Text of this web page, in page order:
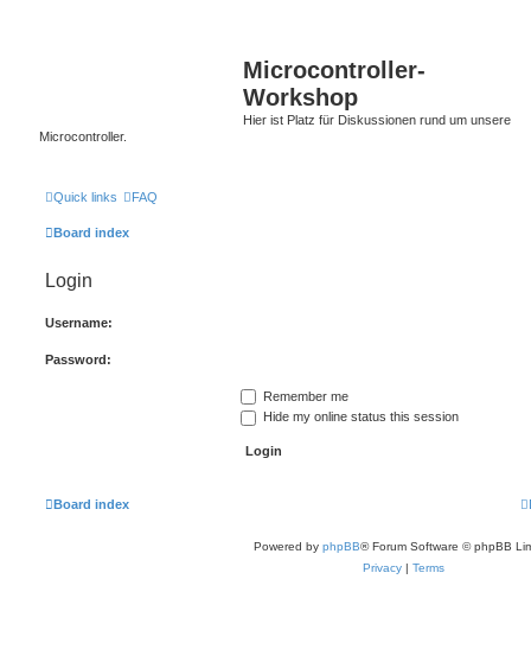
Microcontroller-
Workshop
Hier ist Platz für Diskussionen rund um unsere
Microcontroller.
Quick links FAQ
Board index
Login
Username:
Password:
Remember me
Hide my online status this session
Board index
Powered by phpBB® Forum Software © phpBB
Privacy | Terms